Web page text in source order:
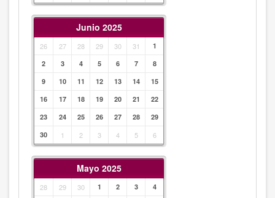
Junio 2025
26 27 28 29 30 31
1
2
3 4 5 6 7
8
9
10 11 12 13 14
15
16
17 18 19 20 21
22
23
24 25 26 27 28
29
30
1 2 3 4 5 6
Mayo 2025
28 29 30 1 2 3 4